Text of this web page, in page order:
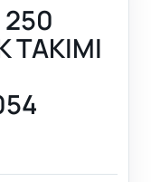
250
TAKIMI